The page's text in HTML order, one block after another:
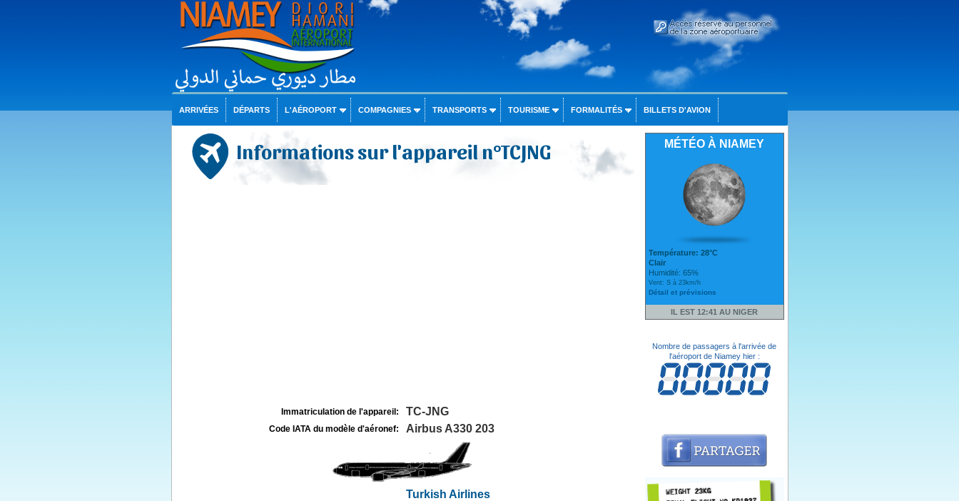
ARRIVÉES DÉPARTS L'AÉROPORT COMPAGNIES TRANSPORTS TOURISME FORMALITÉS BILLETS D'AVION
Informations sur l'appareil n°TCJNG
Immatriculation de l'appareil: TC-JNG
Code IATA du modèle d'aéronef: Airbus A330 203
Turkish Airlines
MÉTÉO À NIAMEY
Température: 28°C
Clair
Humidité: 65%
Vent: S à 23km/h
Détail et prévisions
IL EST 12:41 AU NIGER
Nombre de passagers à l'arrivée de
l'aéroport de Niamey hier :